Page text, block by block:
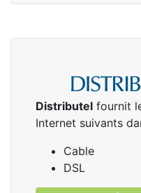
Distributel fournit
Internet suivants
Cable
DSL